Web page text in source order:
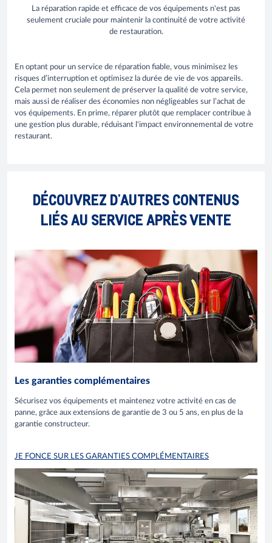
La réparation rapide et efficace de vos équipements n'est pas
seulement cruciale pour maintenir la continuité de votre activité
de restauration.
En optant pour un service de réparation fiable, vous minimisez les
risques d’interruption et optimisez la durée de vie de vos appareils.
Cela permet non seulement de préserver la qualité de votre service,
mais aussi de réaliser des économies non négligeables sur l’achat de
vos équipements. En prime, réparer plutôt que remplacer contribue à
une gestion plus durable, réduisant l'impact environnemental de votre
restaurant.
DÉCOUVREZ D'AUTRES CONTENUS
LIÉS AU SERVICE APRÈS VENTE
Les garanties complémentaires
Sécurisez vos équipements et maintenez votre activité en cas de
panne, grâce aux extensions de garantie de 3 ou 5 ans, en plus de la
garantie constructeur.
JE FONCE SUR LES GARANTIES COMPLÉMENTAIRES